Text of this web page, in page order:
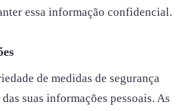
essa informação confidencial.
de medidas de segurança
suas informações pessoais. As